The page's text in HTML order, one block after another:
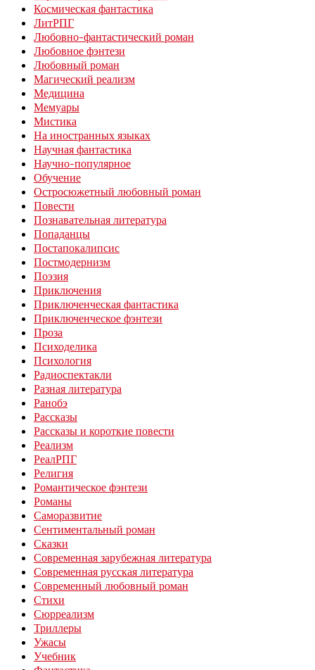
Космическая фантастика
ЛитРПГ
Любовно-фантастический роман
Любовное фэнтези
Любовный роман
Магический реализм
Медицина
Мемуары
Мистика
На иностранных языках
Научная фантастика
Научно-популярное
Обучение
Остросюжетный любовный роман
Повести
Познавательная литература
Попаданцы
Постапокалипсис
Постмодернизм
Поэзия
Приключения
Приключенческая фантастика
Приключенческое фэнтези
Проза
Психоделика
Психология
Радиоспектакли
Разная литература
Ранобэ
Рассказы
Рассказы и короткие повести
Реализм
РеалРПГ
Религия
Романтическое фэнтези
Романы
Саморазвитие
Сентиментальный роман
Сказки
Современная зарубежная литература
Современная русская литература
Современный любовный роман
Стихи
Сюрреализм
Триллеры
Ужасы
Учебник